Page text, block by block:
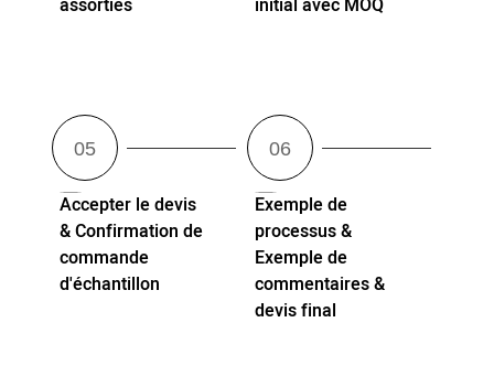
assorties
initial avec MOQ
Accepter le devis
& Confirmation de
commande
d'échantillon
Exemple de
processus &
Exemple de
commentaires &
devis final